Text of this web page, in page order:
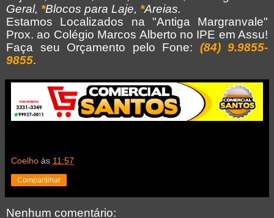
Geral, *Blocos para Laje, *Areias.
Estamos Localizados na "Antiga Margranvale"
Prox. ao Colégio Marcos Alberto no IPE em Assu!
Faça seu Orçamento pelo Fone: (84) 9.9855-
9855.
Coelho às 11:57
Compartilhar
Nenhum comentário: